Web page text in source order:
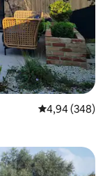
Միջին
4,94 (348)